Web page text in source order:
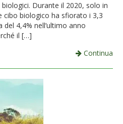
Durante il 2020, solo in
cibo biologico ha sfiorato i 3,3
4,4% nell’ultimo anno
il […]
Continua